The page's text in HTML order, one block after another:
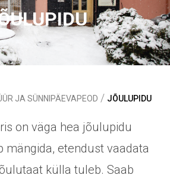
JA SÜNNIPÄEVAPEOD / JÕULUPIDU
on väga hea jõulupidu
mängida, etendust vaadata
külla tuleb. Saab